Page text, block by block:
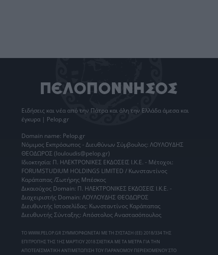
Ειδήσεις και νέα από την Πάτρα και όλη την Ελλάδα άμεσα και
έγκυρα | Pelop.gr
Domain name: Pelop.gr
Νόμιμος Εκπρόσωπος - Διευθύνων Σύμβουλος: ΛΟΥΛΟΥΔΗΣ
ΘΕΟΔΩΡΟΣ (louloudis@pelop.gr)
Ιδιοκτησία: Π. ΗΛΕΚΤΡΟΝΙΚΕΣ ΕΚΔΟΣΕΙΣ Ι.Κ.Ε. - Μέτοχοι:
FORUMSTUDIUM HOLDINGS LIMITED / Κωνσταντίνος
Καράπαπας /Σωτήρης Μπέσκος
Δικαιούχος Domain: Π. ΗΛΕΚΤΡΟΝΙΚΕΣ ΕΚΔΟΣΕΙΣ Ι.Κ.Ε. -
Διαχειριστής Domain: ΛΟΥΛΟΥΔΗΣ ΘΕΟΔΩΡΟΣ
Διευθυντής Ιστοσελίδας: Κωνσταντίνος Καράπαπας
Διευθυντής Σύνταξης: Απόστολος Αναστασόπουλος
ΤΟ WWW.PELOP.GR ΣΥΜΜΟΡΦΩΝΕΤΑΙ ΜΕ ΤΗ ΣΥΣΤΑΣΗ (ΕΕ) 2018/334 ΤΗΣ
ΕΠΙΤΡΟΠΗΣ ΤΗΣ 1ΗΣ ΜΑΡΤΙΟΥ 2018 ΣΧΕΤΙΚΑ ΜΕ ΤΑ ΜΕΤΡΑ ΓΙΑ ΤΗΝ
ΑΠΟΤΕΛΕΣΜΑΤΙΚΗ ΑΝΤΙΜΕΤΩΠΙΣΗ ΤΟΥ ΠΑΡΑΝΟΜΟΥ ΠΕΡΙΕΧΟΜΕΝΟΥ ΣΤΟ